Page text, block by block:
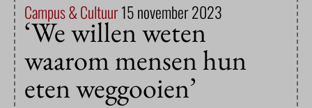
Campus & Cultuur15 november 2023
‘We willen weten
waarom mensen hun
eten weggooien’